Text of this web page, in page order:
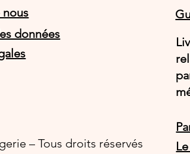
données
– Tous droits réservés